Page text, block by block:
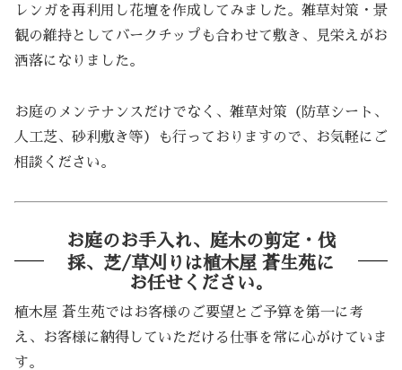
レンガを再利用し花壇を作成してみました。雑草対策・景
観の維持としてバークチップも合わせて敷き、見栄えがお
洒落になりました。
お庭のメンテナンスだけでなく、雑草対策（防草シート、
人工芝、砂利敷き等）も行っておりますので、お気軽にご
相談ください。
お庭のお手入れ、庭木の剪定・伐
採、芝/草刈りは植木屋 蒼生苑に
お任せください。
植木屋 蒼生苑ではお客様のご要望とご予算を第一に考
え、お客様に納得していただける仕事を常に心がけていま
す。